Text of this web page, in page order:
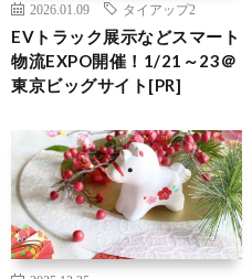
2026.01.09 タイアップ2
EVトラック展示などスマート
物流EXPO開催！1/21～23＠
東京ビッグサイト[PR]